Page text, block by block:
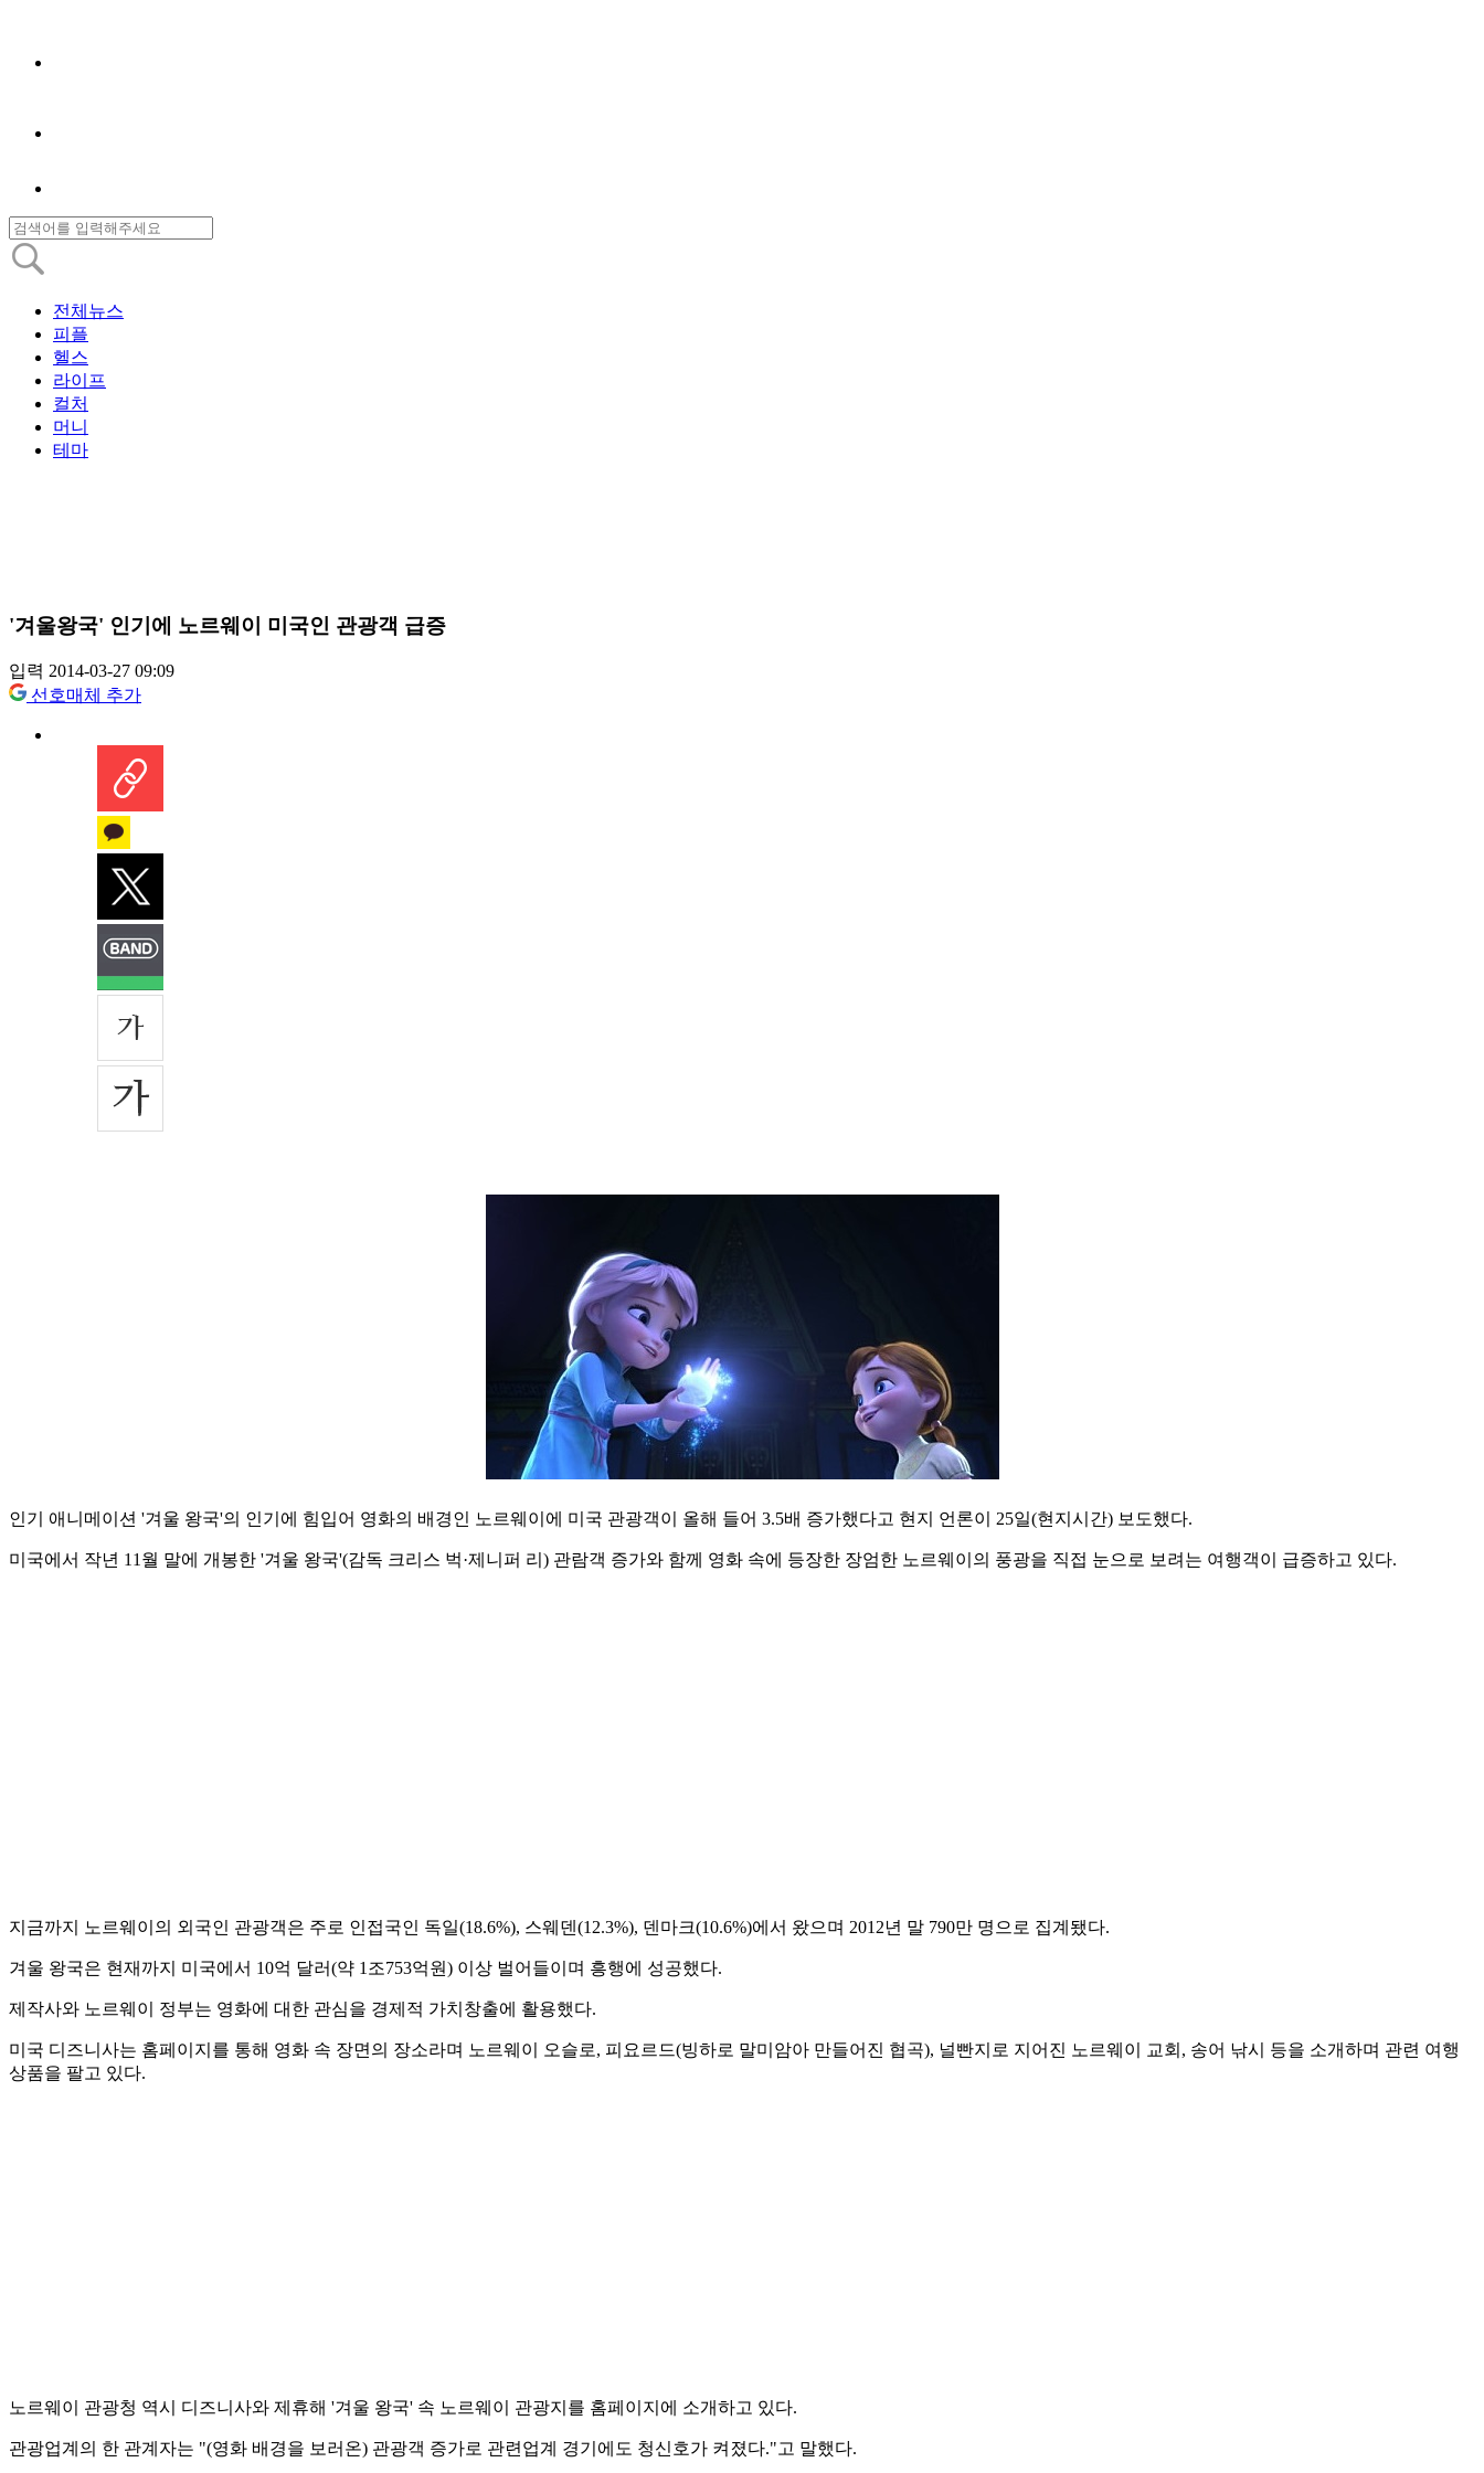
전체뉴스
피플
헬스
라이프
컬처
머니
테마
'겨울왕국' 인기에 노르웨이 미국인 관광객 급증
입력 2014-03-27 09:09
선호매체 추가
인기 애니메이션 '겨울 왕국'의 인기에 힘입어 영화의 배경인 노르웨이에 미국 관광객이 올해 들어 3.5배 증가했다고 현지 언론이 25일(현지시간) 보도했다.
미국에서 작년 11월 말에 개봉한 '겨울 왕국'(감독 크리스 벅·제니퍼 리) 관람객 증가와 함께 영화 속에 등장한 장엄한 노르웨이의 풍광을 직접 눈으로 보려는 여행객이 급증하고 있다.
지금까지 노르웨이의 외국인 관광객은 주로 인접국인 독일(18.6%), 스웨덴(12.3%), 덴마크(10.6%)에서 왔으며 2012년 말 790만 명으로 집계됐다.
겨울 왕국은 현재까지 미국에서 10억 달러(약 1조753억원) 이상 벌어들이며 흥행에 성공했다.
제작사와 노르웨이 정부는 영화에 대한 관심을 경제적 가치창출에 활용했다.
미국 디즈니사는 홈페이지를 통해 영화 속 장면의 장소라며 노르웨이 오슬로, 피요르드(빙하로 말미암아 만들어진 협곡), 널빤지로 지어진 노르웨이 교회, 송어 낚시 등을 소개하며 관련 여행
상품을 팔고 있다.
노르웨이 관광청 역시 디즈니사와 제휴해 '겨울 왕국' 속 노르웨이 관광지를 홈페이지에 소개하고 있다.
관광업계의 한 관계자는 "(영화 배경을 보러온) 관광객 증가로 관련업계 경기에도 청신호가 켜졌다."고 말했다.